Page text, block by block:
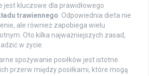
jest kluczowe dla prawidłowego
trawiennego . Odpowiednia dieta nie
ale również zapobiega wielu
Oto kilka najważniejszych zasad,
w życie.
spożywanie posiłków jest istotne.
przerw między posiłkami, które mogą